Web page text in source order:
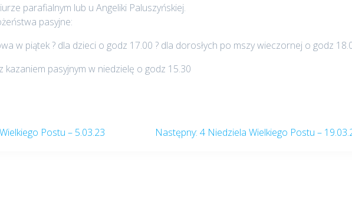
parafialnym lub u Angeliki Paluszyńskiej.
pasyjne:
? dla dzieci o godz 17.00 ? dla dorosłych po mszy wieczornej o godz
pasyjnym w niedzielę o godz 15.30
Postu – 5.03.23 Następny: Następny
4 Niedziela Wielkiego Postu –